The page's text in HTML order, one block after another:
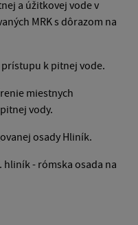
a úžitkovej vode v
MRK s dôrazom na
k pitnej vode.
miestnych
vody.
osady Hliník.
hliník - rómska osada na